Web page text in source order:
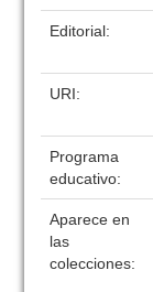
Editorial:
URI:
Programa
educativo:
Aparece en
las
colecciones: